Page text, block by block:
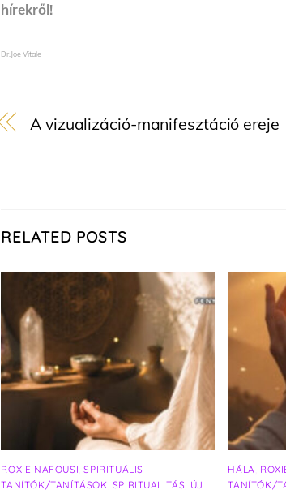
hírekről!
Dr.Joe Vitale
A vizualizáció-manifesztáció ereje
RELATED POSTS
ROXIE NAFOUSI ,SPIRITUÁLIS
TANÍTÓK/TANÍTÁSOK SPIRITUALITÁS ÚJ
HÁLA
TANÍTÓK/